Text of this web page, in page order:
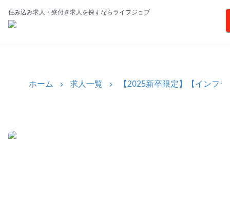
住み込み求人・寮付き求人を探すならライフジョブ
ホーム 求人一覧 【2025新卒限定】【インフ